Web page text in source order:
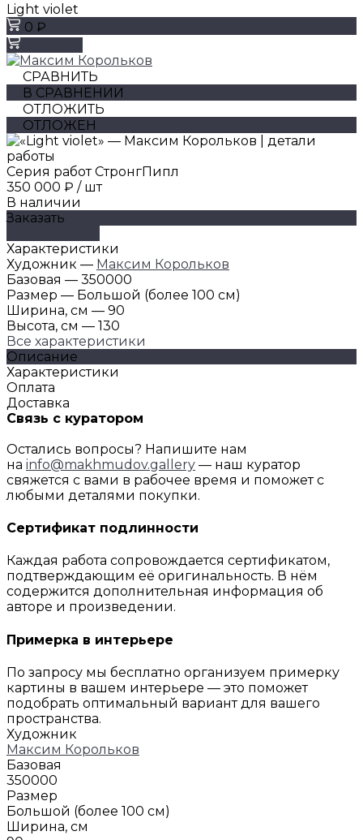
Light violet
0 ₽
СРАВНИТЬ
В СРАВНЕНИИ
ОТЛОЖИТЬ
ОТЛОЖЕН
Серия работ СтронгПипл
350 000 ₽ / шт
В наличии
Заказать
Характеристики
Художник — Максим Корольков
Базовая — 350000
Размер — Большой (более 100 см)
Ширина, см — 90
Высота, см — 130
Все характеристики
Описание
Характеристики
Оплата
Доставка
Связь с куратором
Остались вопросы? Напишите нам
на info@makhmudov.gallery — наш куратор
свяжется с вами в рабочее время и поможет с
любыми деталями покупки.
Сертификат подлинности
Каждая работа сопровождается сертификатом,
подтверждающим её оригинальность. В нём
содержится дополнительная информация об
авторе и произведении.
Примерка в интерьере
По запросу мы бесплатно организуем примерку
картины в вашем интерьере — это поможет
подобрать оптимальный вариант для вашего
пространства.
Художник
Максим Корольков
Базовая
350000
Размер
Большой (более 100 см)
Ширина, см